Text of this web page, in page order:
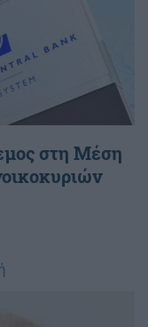
στη Μέση